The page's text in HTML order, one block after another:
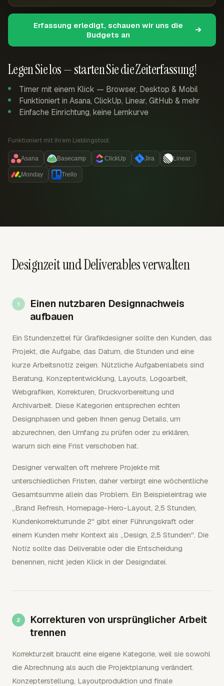
Legen Sie los — starten Sie die Zeiterfassung!
Timer mit einem Klick — Browser, Desktop & Mobil
Funktioniert in Asana, ClickUp, Linear, GitHub & mehr
Einfache Einrichtung, keine Lernkurve
Funktioniert mit Ihrem Lieblingstool:
Asana Basecamp ClickUp Jira Linear
Monday Trello
Erfassung erledigt, schauen wir uns die
Budgets an
Designzeit und Deliverables verwalten
Einen nutzbaren Designnachweis
aufbauen
Ein Stundenzettel für Grafikdesigner sollte den Kunden, das
Projekt, die Aufgabe, das Datum, die Stunden und eine
kurze Arbeitsnotiz zeigen. Nützliche Aufgabenlabels sind
Beratung, Konzeptentwicklung, Layouts, Logoarbeit,
Webgrafiken, Korrekturen, Druckvorbereitung und
Archivarbeit. Diese Kategorien entsprechen echten
Designphasen und geben Ihnen genug Details, um
abzurechnen, den Umfang zu prüfen oder zu erklären,
warum sich eine Frist verschoben hat.
Designer verwalten oft mehrere Projekte mit
unterschiedlichen Fristen, daher verbirgt eine wöchentliche
Gesamtsumme allein das Problem. Ein Beispieleintrag wie
„Brand Refresh, Homepage-Hero-Layout, 2,5 Stunden,
Kundenkorrekturrunde 2" gibt einer Führungskraft oder
einem Kunden mehr Kontext als „Design, 2,5 Stunden". Die
Notiz sollte das Deliverable oder die Entscheidung
benennen, nicht jeden Klick in der Designdatei.
Korrekturen von ursprünglicher Arbeit
trennen
Korrekturzeit braucht eine eigene Kategorie, weil sie sowohl
die Abrechnung als auch die Projektplanung verändert.
Konzepterstellung, Layoutproduktion und finale